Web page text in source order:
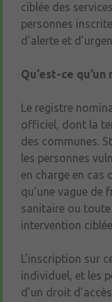
ciblée des
personnes
d’alerte et
Qu’est-ce
Le registre
officiel, dont la
des communes.
les personnes
en charge en cas
qu’une vague de
sanitaire ou
intervention
L’inscription sur
individuel, et les
d’un droit